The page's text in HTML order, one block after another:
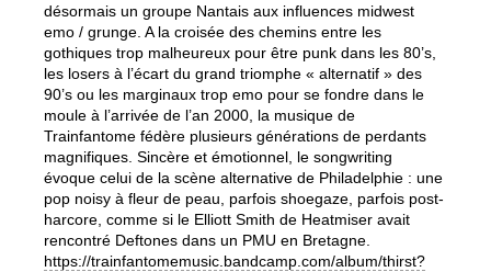
désormais un groupe Nantais aux influences midwest
emo / grunge. A la croisée des chemins entre les
gothiques trop malheureux pour être punk dans les 80’s,
les losers à l’écart du grand triomphe « alternatif » des
90’s ou les marginaux trop emo pour se fondre dans le
moule à l’arrivée de l’an 2000, la musique de
Trainfantome fédère plusieurs générations de perdants
magnifiques. Sincère et émotionnel, le songwriting
évoque celui de la scène alternative de Philadelphie : une
pop noisy à fleur de peau, parfois shoegaze, parfois post-
harcore, comme si le Elliott Smith de Heatmiser avait
rencontré Deftones dans un PMU en Bretagne.
https://trainfantomemusic.bandcamp.com/album/thirst?